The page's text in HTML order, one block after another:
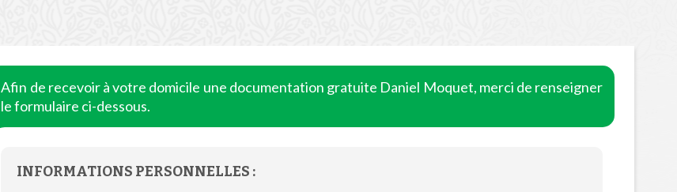
Afin de recevoir à votre domicile une documentation gratuite Daniel Moquet, merci de renseigner
le formulaire ci-dessous.
INFORMATIONS PERSONNELLES :